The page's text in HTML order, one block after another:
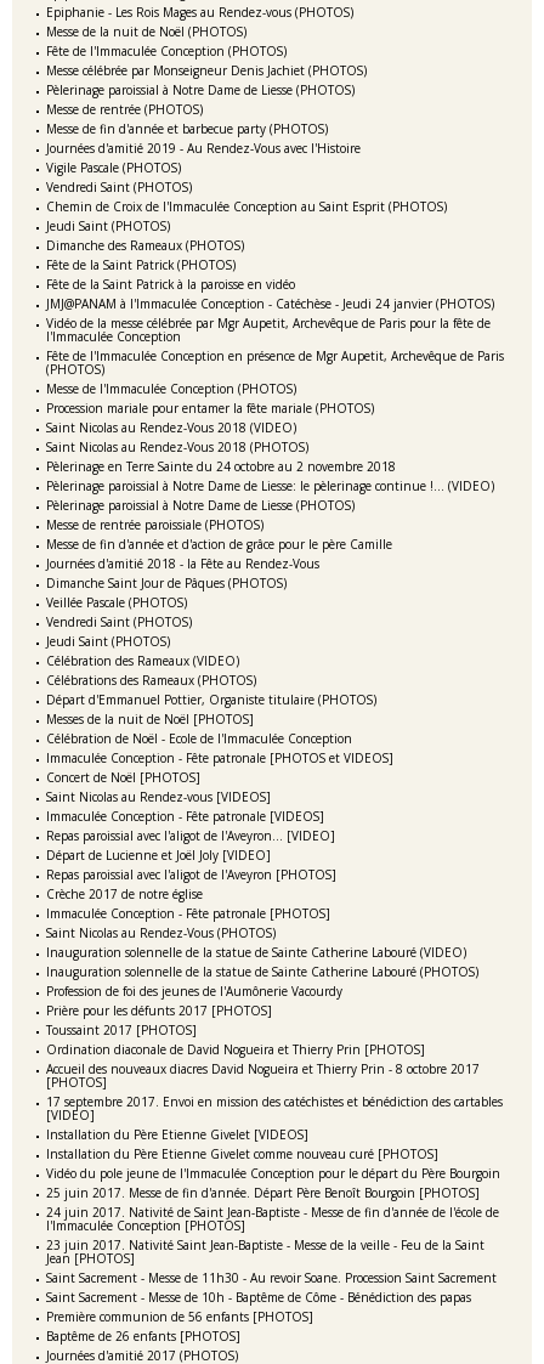
Epiphanie - Les Rois Mages au Rendez-vous (PHOTOS)
Messe de la nuit de Noël (PHOTOS)
Fête de l'Immaculée Conception (PHOTOS)
Messe célébrée par Monseigneur Denis Jachiet (PHOTOS)
Pèlerinage paroissial à Notre Dame de Liesse (PHOTOS)
Messe de rentrée (PHOTOS)
Messe de fin d'année et barbecue party (PHOTOS)
Journées d'amitié 2019 - Au Rendez-Vous avec l'Histoire
Vigile Pascale (PHOTOS)
Vendredi Saint (PHOTOS)
Chemin de Croix de l'Immaculée Conception au Saint Esprit (PHOTOS)
Jeudi Saint (PHOTOS)
Dimanche des Rameaux (PHOTOS)
Fête de la Saint Patrick (PHOTOS)
Fête de la Saint Patrick à la paroisse en vidéo
JMJ@PANAM à l'Immaculée Conception - Catéchèse - Jeudi 24 janvier (PHOTOS)
Vidéo de la messe célébrée par Mgr Aupetit, Archevêque de Paris pour la fête de
l'Immaculée Conception
Fête de l'Immaculée Conception en présence de Mgr Aupetit, Archevêque de Paris
(PHOTOS)
Messe de l'Immaculée Conception (PHOTOS)
Procession mariale pour entamer la fête mariale (PHOTOS)
Saint Nicolas au Rendez-Vous 2018 (VIDEO)
Saint Nicolas au Rendez-Vous 2018 (PHOTOS)
Pèlerinage en Terre Sainte du 24 octobre au 2 novembre 2018
Pèlerinage paroissial à Notre Dame de Liesse: le pèlerinage continue !... (VIDEO)
Pèlerinage paroissial à Notre Dame de Liesse (PHOTOS)
Messe de rentrée paroissiale (PHOTOS)
Messe de fin d'année et d'action de grâce pour le père Camille
Journées d'amitié 2018 - la Fête au Rendez-Vous
Dimanche Saint Jour de Pâques (PHOTOS)
Veillée Pascale (PHOTOS)
Vendredi Saint (PHOTOS)
Jeudi Saint (PHOTOS)
Célébration des Rameaux (VIDEO)
Célébrations des Rameaux (PHOTOS)
Départ d'Emmanuel Pottier, Organiste titulaire (PHOTOS)
Messes de la nuit de Noël [PHOTOS]
Célébration de Noël - Ecole de l'Immaculée Conception
Immaculée Conception - Fête patronale [PHOTOS et VIDEOS]
Concert de Noël [PHOTOS]
Saint Nicolas au Rendez-vous [VIDEOS]
Immaculée Conception - Fête patronale [VIDEOS]
Repas paroissial avec l'aligot de l'Aveyron... [VIDEO]
Départ de Lucienne et Joël Joly [VIDEO]
Repas paroissial avec l'aligot de l'Aveyron [PHOTOS]
Crèche 2017 de notre église
Immaculée Conception - Fête patronale [PHOTOS]
Saint Nicolas au Rendez-Vous (PHOTOS)
Inauguration solennelle de la statue de Sainte Catherine Labouré (VIDEO)
Inauguration solennelle de la statue de Sainte Catherine Labouré (PHOTOS)
Profession de foi des jeunes de l'Aumônerie Vacourdy
Prière pour les défunts 2017 [PHOTOS]
Toussaint 2017 [PHOTOS]
Ordination diaconale de David Nogueira et Thierry Prin [PHOTOS]
Accueil des nouveaux diacres David Nogueira et Thierry Prin - 8 octobre 2017
[PHOTOS]
17 septembre 2017. Envoi en mission des catéchistes et bénédiction des cartables
[VIDEO]
Installation du Père Etienne Givelet [VIDEOS]
Installation du Père Etienne Givelet comme nouveau curé [PHOTOS]
Vidéo du pole jeune de l'Immaculée Conception pour le départ du Père Bourgoin
25 juin 2017. Messe de fin d'année. Départ Père Benoît Bourgoin [PHOTOS]
24 juin 2017. Nativité de Saint Jean-Baptiste - Messe de fin d'année de l'école de
l'Immaculée Conception [PHOTOS]
23 juin 2017. Nativité Saint Jean-Baptiste - Messe de la veille - Feu de la Saint
Jean [PHOTOS]
Saint Sacrement - Messe de 11h30 - Au revoir Soane. Procession Saint Sacrement
Saint Sacrement - Messe de 10h - Baptême de Côme - Bénédiction des papas
Première communion de 56 enfants [PHOTOS]
Baptême de 26 enfants [PHOTOS]
Journées d'amitié 2017 (PHOTOS)